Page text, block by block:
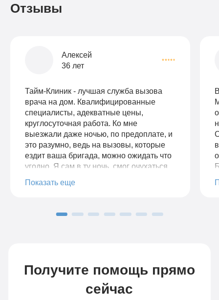
Отзывы
Алексей
36 лет
Тайм-Клиник - лучшая служба вызова
врача на дом. Квалифицированные
специалисты, адекватные цены,
круглосуточная работа. Ко мне
выезжали даже ночью, по предоплате, и
это разумно, ведь на вызовы, которые
ездит ваша бригада, можно ожидать что
угодно. Я сам в ту ночь, смог очухаться
Бригада не уезжала, а дозванивалась до
Показать еще
Получите помощь прямо
сейчас